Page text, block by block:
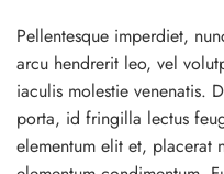
Pellentesque imperdiet,
arcu hendrerit leo, vel
iaculis molestie venenatis.
porta, id fringilla lectus
elementum elit et, placerat